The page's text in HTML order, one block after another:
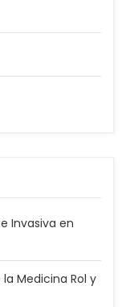
Invasiva en
Medicina Rol y